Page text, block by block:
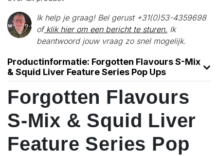
Ik help je graag! Bel gerust +31(0)53-4359698
ofklik hier om een bericht te sturen. Ik
beantwoord jouw vraag zo snel mogelijk.
Productinformatie: Forgotten Flavours S-Mix
& Squid Liver Feature Series Pop Ups
Forgotten Flavours
S-Mix & Squid Liver
Feature Series Pop